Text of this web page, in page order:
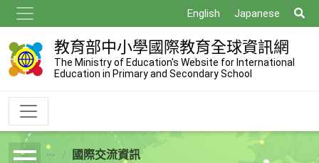
到
主
要
內
English Japanese
尋
教育部中小學國際教育全球資訊網
The Ministry of Education's Website for International
Education in Primary and Secondary School
breadcrumb國際交流資訊